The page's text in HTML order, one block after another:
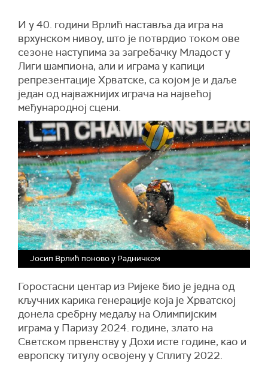
И у 40. години Врлић наставља да игра на
врхунском нивоу, што је потврдио током ове
сезоне наступима за загребачку Младост у
Лиги шампиона, али и играма у капици
репрезентације Хрватске, са којом је и даље
један од најважнијих играча на највећој
међународној сцени.
Јосип Врлић поново у Радничком
Горостасни центар из Ријеке био је једна од
кључних карика генерације која је Хрватској
донела сребрну медаљу на Олимпијским
играма у Паризу 2024. године, злато на
Светском првенству у Дохи исте године, као и
европску титулу освојену у Сплиту 2022.